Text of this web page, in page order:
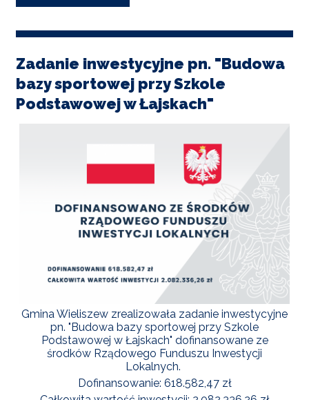
Inwestycji
unieszkodliwianie
wyrobów
azbest
na
terenie
Gminy
Zadanie inwestycyjne pn. "Budowa
bazy sportowej przy Szkole
Podstawowej w Łajskach"
Gmina Wieliszew zrealizowała zadanie inwestycyjne
pn. "Budowa bazy sportowej przy Szkole
Podstawowej w Łajskach" dofinansowane ze
środków Rządowego Funduszu Inwestycji
Lokalnych.
Dofinansowanie: 618.582,47 zł